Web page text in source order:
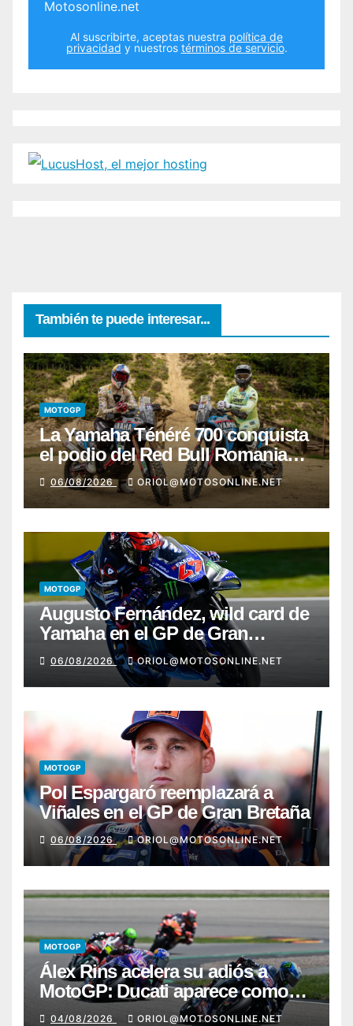
Motosonline.net
Al suscribirte, aceptas nuestra política de
privacidad y nuestros términos de servicio.
También te puede interesar...
MOTOGP
La Yamaha Ténéré 700 conquista
el podio del Red Bull Romaniacs
2026 con Pol Tarrés
06/08/2026 ORIOL@MOTOSONLINE.NET
MOTOGP
Augusto Fernández, wild card de
Yamaha en el GP de Gran
Bretaña
06/08/2026 ORIOL@MOTOSONLINE.NET
MOTOGP
Pol Espargaró reemplazará a
Viñales en el GP de Gran Bretaña
06/08/2026 ORIOL@MOTOSONLINE.NET
MOTOGP
Álex Rins acelera su adiós a
MotoGP: Ducati aparece como
destino en Superbike
04/08/2026 ORIOL@MOTOSONLINE.NET